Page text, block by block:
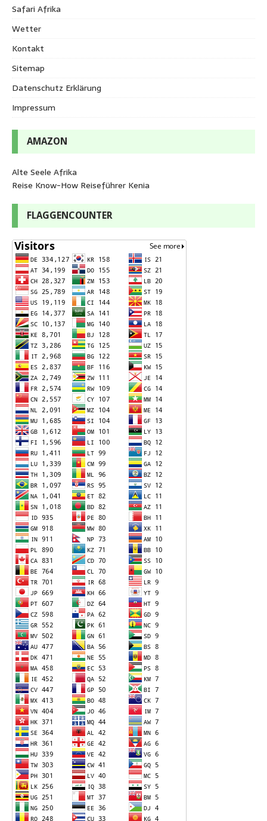
Safari Afrika
Wetter
Kontakt
Sitemap
Datenschutz Erklärung
Impressum
AMAZON
Alte Seele Afrika
Reise Know-How Reiseführer Kenia
FLAGGENCOUNTER